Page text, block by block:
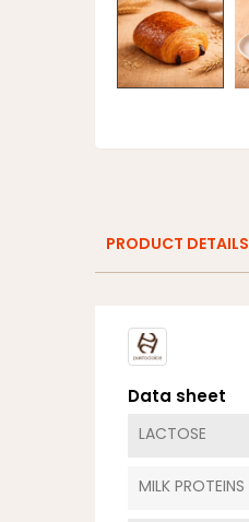
PRODUCT DETAILS
Data sheet
LACTOSE
MILK PROTEINS